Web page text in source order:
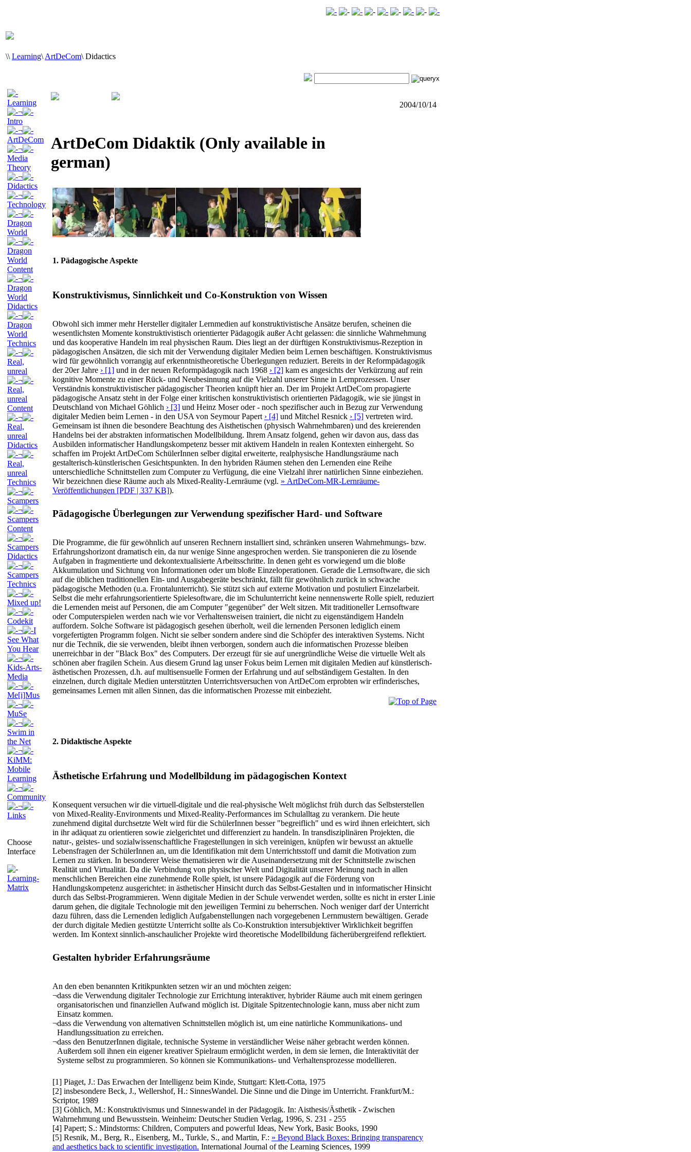
\\ Learning\ ArtDeCom\ Didactics
Learning
¬
Intro
¬
ArtDeCom
¬
Media
Theory
¬
Didactics
¬
Technology
¬
Dragon
World
¬
Dragon
World
Content
¬
Dragon
World
Didactics
¬
Dragon
World
Technics
¬
Real,
unreal
¬
Real,
unreal
Content
¬
Real,
unreal
Didactics
¬
Real,
unreal
Technics
¬
Scampers
¬
Scampers
Content
¬
Scampers
Didactics
¬
Scampers
Technics
¬
Mixed up!
¬
Codekit
¬
I
See What
You Hear
¬
Kids-Arts-
Media
¬
Me[i]Mus
¬
MuSe
¬
Swim in
the Net
¬
KiMM:
Mobile
Learning
¬
Community
¬
Links
Choose
Interface
Learning-
Matrix
2004/10/14
ArtDeCom Didaktik (Only available in
german)
1. Pädagogische Aspekte
Konstruktivismus, Sinnlichkeit und Co-Konstruktion von Wissen
Obwohl sich immer mehr Hersteller digitaler Lernmedien auf konstruktivistische Ansätze berufen, scheinen die
wesentlichsten Momente konstruktivistisch orientierter Pädagogik außer Acht gelassen: die sinnliche Wahrnehmung
und das kooperative Handeln im real physischen Raum. Dies liegt an der dürftigen Konstruktivismus-Rezeption in
pädagogischen Ansätzen, die sich mit der Verwendung digitaler Medien beim Lernen beschäftigen. Konstruktivismus
wird für gewöhnlich vorrangig auf erkenntnistheoretische Überlegungen reduziert. Bereits in der Reformpädagogik
der 20er Jahre › [1] und in der neuen Reformpädagogik nach 1968 › [2] kam es angesichts der Verkürzung auf rein
kognitive Momente zu einer Rück- und Neubesinnung auf die Vielzahl unserer Sinne in Lernprozessen. Unser
Verständnis konstruktivistischer pädagogischer Theorien knüpft hier an. Der im Projekt ArtDeCom propagierte
pädagogische Ansatz steht in der Folge einer kritischen konstruktivistisch orientierten Pädagogik, wie sie jüngst in
Deutschland von Michael Göhlich › [3] und Heinz Moser oder - noch spezifischer auch in Bezug zur Verwendung
digitaler Medien beim Lernen - in den USA von Seymour Papert › [4] und Mitchel Resnick › [5] vertreten wird.
Gemeinsam ist ihnen die besondere Beachtung des Aisthetischen (physisch Wahrnehmbaren) und des kreierenden
Handelns bei der abstrakten informatischen Modellbildung. Ihrem Ansatz folgend, gehen wir davon aus, dass das
Ausbilden informatischer Handlungskompetenz besser mit aktivem Handeln in realen Kontexten einhergeht. So
schaffen im Projekt ArtDeCom SchülerInnen selber digital erweiterte, realphysische Handlungsräume nach
gestalterisch-künstlerischen Gesichtspunkten. In den hybriden Räumen stehen den Lernenden eine Reihe
unterschiedliche Schnittstellen zum Computer zu Verfügung, die eine Vielzahl ihrer natürlichen Sinne einbeziehen.
Wir bezeichnen diese Räume auch als Mixed-Reality-Lernräume (vgl. » ArtDeCom-MR-Lernräume-
Veröffentlichungen [PDF | 337 KB]).
Pädagogische Überlegungen zur Verwendung spezifischer Hard- und Software
Die Programme, die für gewöhnlich auf unseren Rechnern installiert sind, schränken unseren Wahrnehmungs- bzw.
Erfahrungshorizont dramatisch ein, da nur wenige Sinne angesprochen werden. Sie transponieren die zu lösende
Aufgaben in fragmentierte und dekontextualisierte Arbeitsschritte. In denen geht es vorwiegend um die bloße
Akkumulation und Sichtung von Informationen oder um bloße Einzeloperationen. Gerade die Lernsoftware, die sich
auf die üblichen traditionellen Ein- und Ausgabegeräte beschränkt, fällt für gewöhnlich zurück in schwache
pädagogische Methoden (u.a. Frontalunterricht). Sie stützt sich auf externe Motivation und postuliert Einzelarbeit.
Selbst die mehr erfahrungsorientierte Spielesoftware, die im Schulunterricht keine nennenswerte Rolle spielt, reduziert
die Lernenden meist auf Personen, die am Computer "gegenüber" der Welt sitzen. Mit traditioneller Lernsoftware
oder Computerspielen werden nach wie vor Verhaltensweisen trainiert, die nicht zu eigenständigem Handeln
auffordern. Solche Software ist pädagogisch gesehen überholt, weil die lernenden Personen lediglich einem
vorgefertigten Programm folgen. Nicht sie selber sondern andere sind die Schöpfer des interaktiven Systems. Nicht
nur die Technik, die sie verwenden, bleibt ihnen verborgen, sondern auch die informatischen Prozesse bleiben
unerreichbar in der "Black Box" des Computers. Der erzeugt für sie auf unergründliche Weise die virtuelle Welt als
schönen aber fragilen Schein. Aus diesem Grund lag unser Fokus beim Lernen mit digitalen Medien auf künstlerisch-
ästhetischen Prozessen, d.h. auf multisensuelle Formen der Erfahrung und auf selbständigem Gestalten. In den
einzelnen, durch digitale Medien unterstützten Unterrichtsversuchen von ArtDeCom erprobten wir erfinderisches,
gemeinsames Lernen mit allen Sinnen, das die informatischen Prozesse mit einbezieht.
2. Didaktische Aspekte
Ästhetische Erfahrung und Modellbildung im pädagogischen Kontext
Konsequent versuchen wir die virtuell-digitale und die real-physische Welt möglichst früh durch das Selbsterstellen
von Mixed-Reality-Environments und Mixed-Reality-Performances im Schulalltag zu verankern. Die heute
zunehmend digital durchsetzte Welt wird für die SchülerInnen besser "begreiflich" und es wird ihnen erleichtert, sich
in ihr adäquat zu orientieren sowie zielgerichtet und differenziert zu handeln. In transdisziplinären Projekten, die
natur-, geistes- und sozialwissenschaftliche Fragestellungen in sich vereinigen, knüpfen wir bewusst an aktuelle
Lebensfragen der SchülerInnen an, um die Identifikation mit dem Unterrichtsstoff und damit die Motivation zum
Lernen zu stärken. In besonderer Weise thematisieren wir die Auseinandersetzung mit der Schnittstelle zwischen
Realität und Virtualität. Da die Verbindung von physischer Welt und Digitalität unserer Meinung nach in allen
menschlichen Bereichen eine zunehmende Rolle spielt, ist unsere Pädagogik auf die Förderung von
Handlungskompetenz ausgerichtet: in ästhetischer Hinsicht durch das Selbst-Gestalten und in informatischer Hinsicht
durch das Selbst-Programmieren. Wenn digitale Medien in der Schule verwendet werden, sollte es nicht in erster Linie
darum gehen, die digitale Technologie mit den jeweiligen Termini zu beherrschen. Noch weniger darf der Unterricht
dazu führen, dass die Lernenden lediglich Aufgabenstellungen nach vorgegebenen Lernmustern bewältigen. Gerade
der durch digitale Medien gestützte Unterricht sollte als Co-Konstruktion intersubjektiver Wirklichkeit begriffen
werden. Im Kontext sinnlich-anschaulicher Projekte wird theoretische Modellbildung fächerübergreifend reflektiert.
Gestalten hybrider Erfahrungsräume
An den eben benannten Kritikpunkten setzen wir an und möchten zeigen:
¬dass die Verwendung digitaler Technologie zur Errichtung interaktiver, hybrider Räume auch mit einem geringen
organisatorischen und finanziellen Aufwand möglich ist. Digitale Spitzentechnologie kann, muss aber nicht zum
Einsatz kommen.
¬dass die Verwendung von alternativen Schnittstellen möglich ist, um eine natürliche Kommunikations- und
Handlungssituation zu erreichen.
¬dass den BenutzerInnen digitale, technische Systeme in verständlicher Weise näher gebracht werden können.
Außerdem soll ihnen ein eigener kreativer Spielraum ermöglicht werden, in dem sie lernen, die Interaktivität der
Systeme selbst zu programmieren. So können sie Kommunikations- und Verhaltensprozesse modellieren.
[1] Piaget, J.: Das Erwachen der Intelligenz beim Kinde, Stuttgart: Klett-Cotta, 1975
[2] insbesondere Beck, J., Wellershof, H.: SinnesWandel. Die Sinne und die Dinge im Unterricht. Frankfurt/M.:
Scriptor, 1989
[3] Göhlich, M.: Konstruktivismus und Sinneswandel in der Pädagogik. In: Aisthesis/Ästhetik - Zwischen
Wahrnehmung und Bewusstsein. Weinheim: Deutscher Studien Verlag, 1996, S. 231 - 255
[4] Papert; S.: Mindstorms: Children, Computers and powerful Ideas, New York, Basic Books, 1990
[5] Resnik, M., Berg, R., Eisenberg, M., Turkle, S., and Martin, F.: » Beyond Black Boxes: Bringing transparency
and aesthetics back to scientific investigation. International Journal of the Learning Sciences, 1999